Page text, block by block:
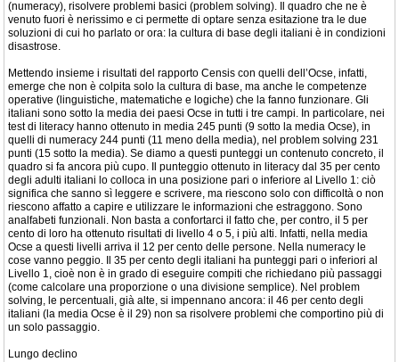
(numeracy), risolvere problemi basici (problem solving). Il quadro che ne è
venuto fuori è nerissimo e ci permette di optare senza esitazione tra le due
soluzioni di cui ho parlato or ora: la cultura di base degli italiani è in condizioni
disastrose.
Mettendo insieme i risultati del rapporto Censis con quelli dell’Ocse, infatti,
emerge che non è colpita solo la cultura di base, ma anche le competenze
operative (linguistiche, matematiche e logiche) che la fanno funzionare. Gli
italiani sono sotto la media dei paesi Ocse in tutti i tre campi. In particolare, nei
test di literacy hanno ottenuto in media 245 punti (9 sotto la media Ocse), in
quelli di numeracy 244 punti (11 meno della media), nel problem solving 231
punti (15 sotto la media). Se diamo a questi punteggi un contenuto concreto, il
quadro si fa ancora più cupo. Il punteggio ottenuto in literacy dal 35 per cento
degli adulti italiani lo colloca in una posizione pari o inferiore al Livello 1: ciò
significa che sanno sì leggere e scrivere, ma riescono solo con difficoltà o non
riescono affatto a capire e utilizzare le informazioni che estraggono. Sono
analfabeti funzionali. Non basta a confortarci il fatto che, per contro, il 5 per
cento di loro ha ottenuto risultati di livello 4 o 5, i più alti. Infatti, nella media
Ocse a questi livelli arriva il 12 per cento delle persone. Nella numeracy le
cose vanno peggio. Il 35 per cento degli italiani ha punteggi pari o inferiori al
Livello 1, cioè non è in grado di eseguire compiti che richiedano più passaggi
(come calcolare una proporzione o una divisione semplice). Nel problem
solving, le percentuali, già alte, si impennano ancora: il 46 per cento degli
italiani (la media Ocse è il 29) non sa risolvere problemi che comportino più di
un solo passaggio.
Lungo declino